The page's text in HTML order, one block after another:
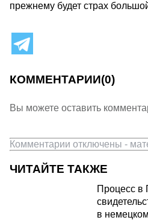
прежнему будет страх
КОММЕНТАРИИ(0)
Вы можете оставить
Комментарии отключены -
ЧИТАЙТЕ ТАКЖЕ
Процесс в
в